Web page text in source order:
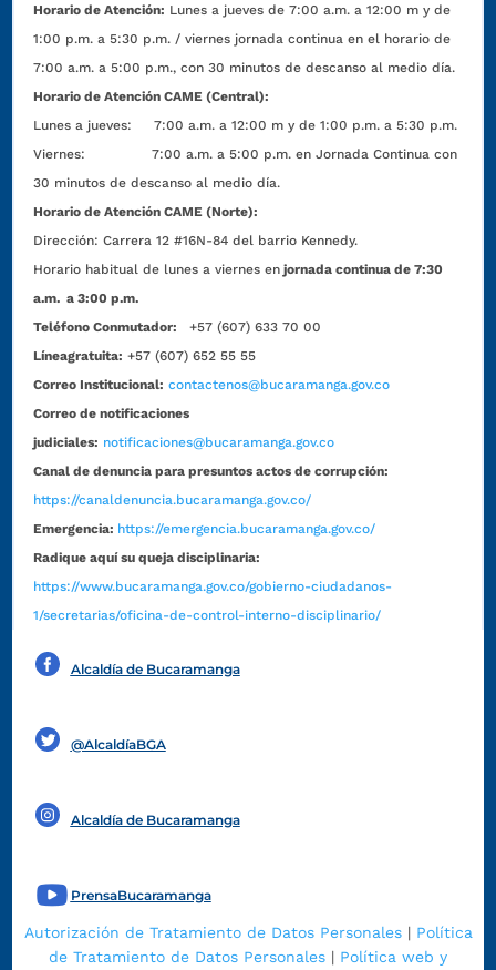
Horario de Atención: Lunes a jueves de 7:00 a.m. a 12:00 m y de
1:00 p.m. a 5:30 p.m. / viernes jornada continua en el horario de
7:00 a.m. a 5:00 p.m., con 30 minutos de descanso al medio día.
Horario de Atención CAME (Central):
Lunes a jueves: 7:00 a.m. a 12:00 m y de 1:00 p.m. a 5:30 p.m.
Viernes: 7:00 a.m. a 5:00 p.m. en Jornada Continua con
30 minutos de descanso al medio día.
Horario de Atención CAME (Norte):
Dirección:Carrera 12 #16N-84 del barrio Kennedy.
Horario habitual de lunes a viernes en jornada continua de 7:30
a.m. a 3:00 p.m.
Teléfono Conmutador:
+57 (607) 633 70 00
Líneagratuita: +57 (607) 652 55 55
Correo Institucional: contactenos@bucaramanga.gov.co
Correo de notificaciones
judiciales: notificaciones@bucaramanga.gov.co
Canal de denuncia para presuntos actos de corrupción:
https://canaldenuncia.bucaramanga.gov.co/
Emergencia: https://emergencia.bucaramanga.gov.co/
Radique aquí su queja disciplinaria:
https://www.bucaramanga.gov.co/gobierno-ciudadanos-
1/secretarias/oficina-de-control-interno-disciplinario/
Alcaldía de Bucaramanga
@AlcaldíaBGA
Alcaldía de Bucaramanga
PrensaBucaramanga
Autorización de Tratamiento de Datos Personales| Política
de Tratamiento de Datos Personales | Política web y